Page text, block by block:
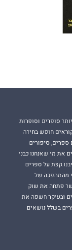
סופרים וסופרות
חופש בחירה
סיפורים
את מי שאנחנו כבני
על ספרים
מהמהפכה של
פתחה את שוק
ובעיקר חשפה את
בשלל נושאים